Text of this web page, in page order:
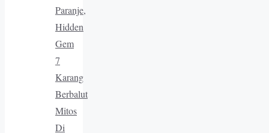
Paranje,
Hidden
Gem
7
Karang
Berbalut
Mitos
Di